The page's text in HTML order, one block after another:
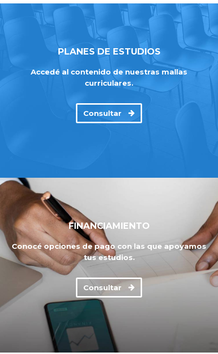
PLANES DE ESTUDIOS
Accedé al contenido de nuestras mallas
curriculares.
Consultar
FINANCIAMIENTO
Conocé opciones de pago con las que apoyamos
tus estudios.
Consultar